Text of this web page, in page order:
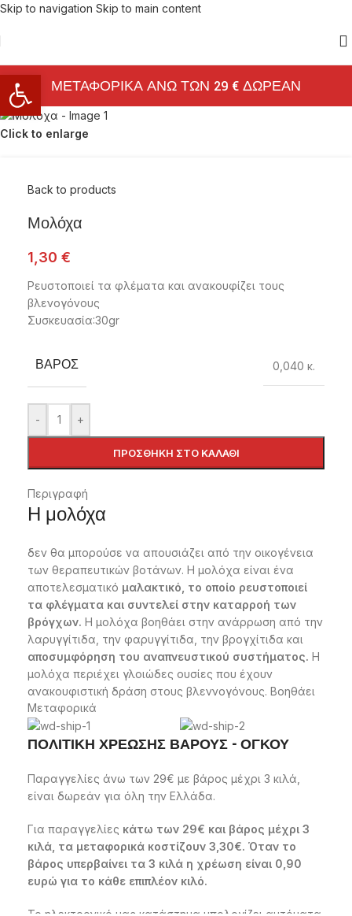
Skip to navigation Skip to main content
ΜΕΤΑΦΟΡΙΚΑ ΑΝΩ ΤΩΝ 29 € ΔΩΡΕΑΝ
Click to enlarge
Back to products
Μολόχα
1,30 €
Ρευστοποιεί τα φλέματα και ανακουφίζει τους
βλενογόνους
Συσκευασία:30gr
ΒΆΡΟΣ 0,040 κ.
- +
ΠΡΟΣΘΉΚΗ ΣΤΟ ΚΑΛΆΘΙ
Περιγραφή
Η μολόχα
δεν θα μπορούσε να απουσιάζει από την οικογένεια
των θεραπευτικών βοτάνων. Η μολόχα είναι ένα
αποτελεσματικό μαλακτικό, το οποίο ρευστοποιεί
τα φλέγματα και συντελεί στην καταρροή των
βρόγχων. Η μολόχα βοηθάει στην ανάρρωση από την
λαρυγγίτιδα, την φαρυγγίτιδα, την βρογχίτιδα και
αποσυμφόρηση του αναπνευστικού συστήματος. Η
μολόχα περιέχει γλοιώδες ουσίες που έχουν
ανακουφιστική δράση στους βλεννογόνους. Βοηθάει
στην καταπολέμηση του βήχα και του
κρυολογήματος.
malvae silverstris.
Μεταφορικά
ΠΟΛΙΤΙΚΗ ΧΡΕΩΣΗΣ ΒΑΡΟΥΣ - ΟΓΚΟΥ
Παραγγελίες άνω των 29€ με βάρος μέχρι 3 κιλά,
είναι δωρεάν για όλη την Ελλάδα.
Για παραγγελίες κάτω των 29€ και βάρος μέχρι 3
κιλά, τα μεταφορικά κοστίζουν 3,30€. Όταν το
βάρος υπερβαίνει τα 3 κιλά η χρέωση είναι 0,90
ευρώ για το κάθε επιπλέον κιλό.
Ανοίξτε τη γραμμή εργαλείων